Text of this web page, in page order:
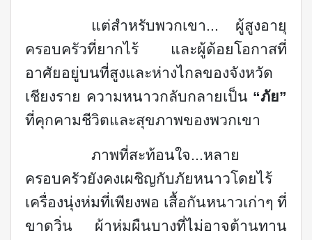
แต่สำหรับพวกเขา... ผู้สูงอายุ
ครอบครัวที่ยากไร้ และผู้ด้อยโอกาสที่
อาศัยอยู่บนที่สูงและห่างไกลของจังหวัด
เชียงราย ความหนาวกลับกลายเป็น “ภัย”
ที่คุกคามชีวิตและสุขภาพของพวกเขา
ภาพที่สะท้อนใจ...หลาย
ครอบครัวยังคงเผชิญกับภัยหนาวโดยไร้
เครื่องนุ่งห่มที่เพียงพอ เสื้อกันหนาวเก่าๆ ที่
ขาดวิ่น ผ้าห่มผืนบางที่ไม่อาจต้านทาน